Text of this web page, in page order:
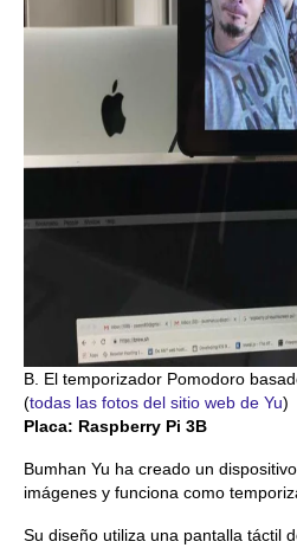
B. El temporizador Pomodoro
(todas las fotos del sitio web de Yu)
Placa: Raspberry Pi 3B
Bumhan Yu ha creado un
imágenes y funciona como
Su diseño utiliza una pantalla táctil